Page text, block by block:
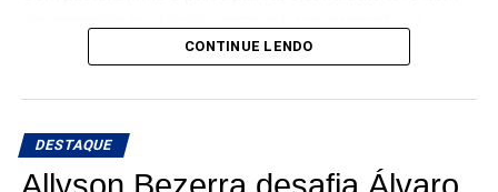
buscando se diferenciar dos demais concorrentes. Álvaro
administrativa na capital pode ser aplicada em todo o RN.
Ao destacar os 65% de aprovação em Natal, Álvaro
apostou justamente no resultado de sua gestão como
CONTINUE LENDO
DESTAQUE